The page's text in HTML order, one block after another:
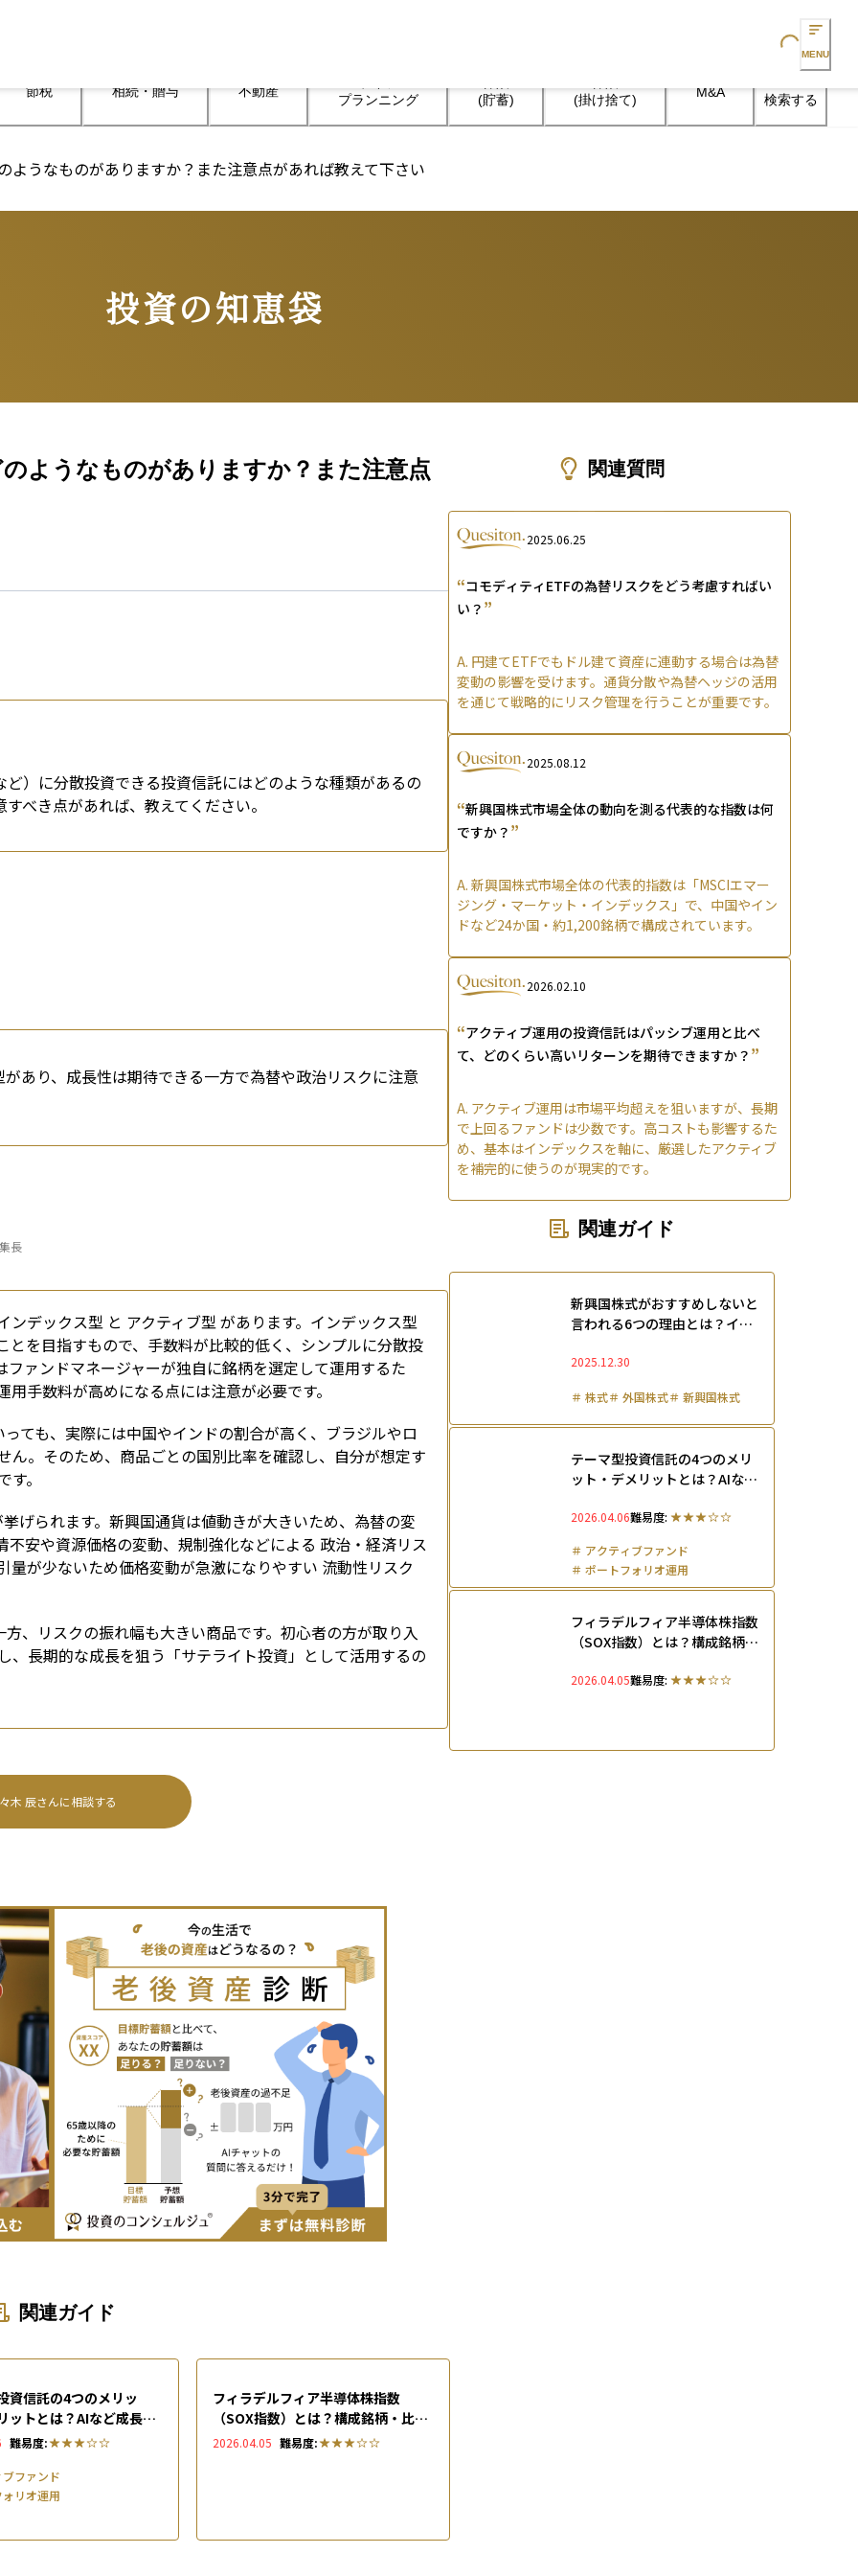
Loading...
MENU
節税 相続・贈与 不動産
プランニング
(貯蓄)
(掛け捨て)
M&A 検索する
ようなものがありますか？また注意点があれば教えて下さい
投資の知恵袋
ようなものがありますか？また注意点
）に分散投資できる投資信託にはどのような種類があるの
べき点があれば、教えてください。
あり、成長性は期待できる一方で為替や政治リスクに注意
長
デックス型 と アクティブ型 があります。インデックス型
とを目指すもので、手数料が比較的低く、シンプルに分散投
ァンドマネージャーが独自に銘柄を選定して運用するた
手数料が高めになる点には注意が必要です。
ても、実際には中国やインドの割合が高く、ブラジルやロ
。そのため、商品ごとの国別比率を確認し、自分が想定す
。
げられます。新興国通貨は値動きが大きいため、為替の変
安や資源価格の変動、規制強化などによる 政治・経済リス
量が少ないため価格変動が急激になりやすい 流動性リスク
、リスクの振れ幅も大きい商品です。初心者の方が取り入
長期的な成長を狙う「サテライト投資」として活用するの
木 辰さんに相談する
関連ガイド
資信託の4つのメリッ
ットとは？AIなど成長セ
分散投資する仕組みを徹
難易度:
ファンド
リオ運用
フィラデルフィア半導体株指数
（SOX指数）とは？構成銘柄・比
率・入れ替えルールやメリット・デ
2026.04.05 難易度:
関連質問
2025.06.25
“コモディティETFの為替リスクをどう考慮すればい
い？ ”
A. 円建てETFでもドル建て資産に連動する場合は為替
変動の影響を受けます。通貨分散や為替ヘッジの活用
を通じて戦略的にリスク管理を行うことが重要です。
2025.08.12
“新興国株式市場全体の動向を測る代表的な指数は何
ですか？ ”
A. 新興国株式市場全体の代表的指数は「MSCIエマー
ジング・マーケット・インデックス」で、中国やイン
ドなど24か国・約1,200銘柄で構成されています。
2026.02.10
“アクティブ運用の投資信託はパッシブ運用と比べ
て、どのくらい高いリターンを期待できますか？ ”
A. アクティブ運用は市場平均超えを狙いますが、長期
で上回るファンドは少数です。高コストも影響するた
め、基本はインデックスを軸に、厳選したアクティブ
を補完的に使うのが現実的です。
関連ガイド
新興国株式がおすすめしないと
言われる6つの理由とは？イン
抑える方法と共に徹底解説
2025.12.30
＃株式＃外国株式＃新興国株式
テーマ型投資信託の4つのメリ
ット・デメリットとは？AIなど
仕組みを徹底解説
2026.04.06難易度:
＃ アクティブファンド
＃ポートフォリオ運用
フィラデルフィア半導体株指数
（SOX指数）とは？構成銘柄・
ト・デメリットを解説
2026.04.05難易度: